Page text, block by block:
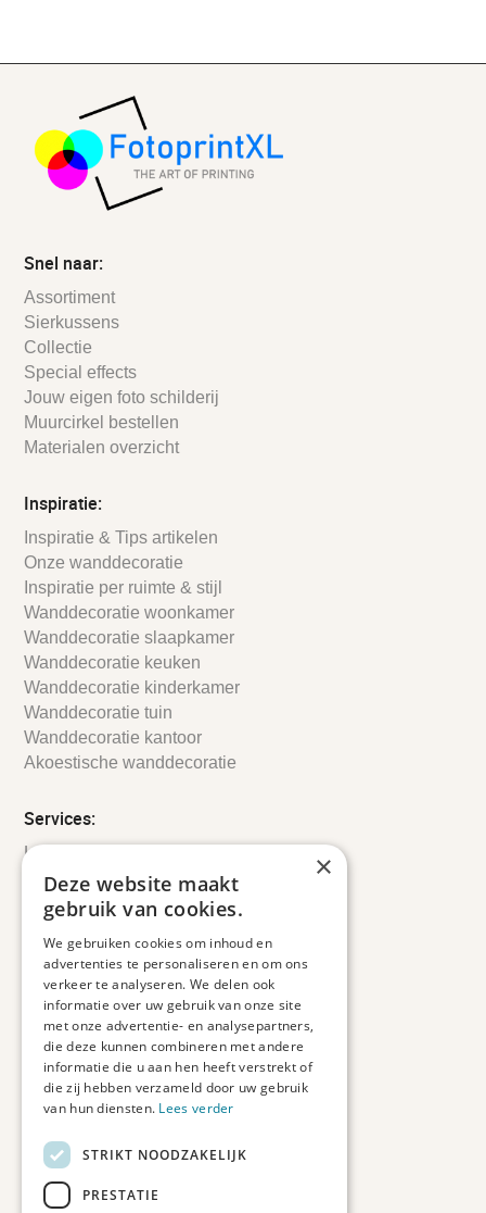
Snel naar:
Assortiment
Sierkussens
Collectie
Special effects
Jouw eigen foto schilderij
Muurcirkel bestellen
Materialen overzicht
Inspiratie:
Inspiratie & Tips artikelen
Onze wanddecoratie
Inspiratie per ruimte & stijl
Wanddecoratie woonkamer
Wanddecoratie slaapkamer
Wanddecoratie keuken
Wanddecoratie kinderkamer
Wanddecoratie tuin
Wanddecoratie kantoor
Akoestische wanddecoratie
Services:
Leveringsinformatie
Retourbeleid
Informatie
Veelgestelde vragen
Duurzaam ondernemen
Contact informatie
Etienne de Pinedaweg 34
3711 CH, Austerlitz
Nederland
info@fotoprintxl.nl
0343 78 58 00
×
Deze website maakt
gebruik van cookies.
We gebruiken cookies om inhoud en
advertenties te personaliseren en om ons
verkeer te analyseren. We delen ook
informatie over uw gebruik van onze site
met onze advertentie- en analysepartners,
die deze kunnen combineren met andere
informatie die u aan hen heeft verstrekt of
die zij hebben verzameld door uw gebruik
van hun diensten. Lees verder
STRIKT NOODZAKELIJK
PRESTATIE